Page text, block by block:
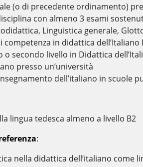
(o di precedente ordinamento)
con almeno 3 esami
Linguistica generale,
in didattica dell’Italiano
secondo livello in Didattica
presso un’università
dell’italiano in scuole
lingua tedesca almeno a livello B2
:
nella didattica dell’italiano come